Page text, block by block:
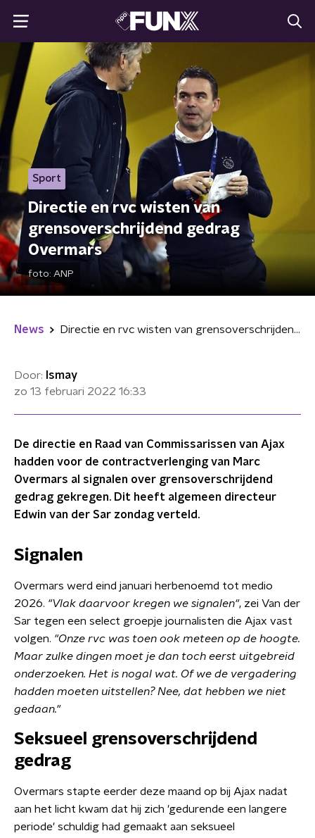
Sport
Directie en rvc wisten van
grensoverschrijdend gedrag
Overmars
foto: ANP
News Directie en rvc wisten van grensoverschrijdend gedrag Overmars
Door:
Ismay
zo 13 februari 2022 16:33
De directie en Raad van Commissarissen van Ajax
hadden voor de contractverlenging van Marc
Overmars al signalen over grensoverschrijdend
gedrag gekregen. Dit heeft algemeen directeur
Edwin van der Sar zondag verteld.
Signalen
Overmars werd eind januari herbenoemd tot medio
2026. "Vlak daarvoor kregen we signalen", zei Van der
Sar tegen een select groepje journalisten die Ajax vast
volgen. "Onze rvc was toen ook meteen op de hoogte.
Maar zulke dingen moet je dan toch eerst uitgebreid
onderzoeken. Het is nogal wat. Of we de vergadering
hadden moeten uitstellen? Nee, dat hebben we niet
gedaan."
Seksueel grensoverschrijdend
gedrag
Overmars stapte eerder deze maand op bij Ajax nadat
aan het licht kwam dat hij zich 'gedurende een langere
periode' schuldig had gemaakt aan seksueel